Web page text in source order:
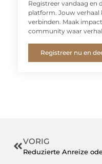
Registreer vandaag en
platform. Jouw verhaal
verbinden. Maak
community waar
Registreer nu en
VORIG